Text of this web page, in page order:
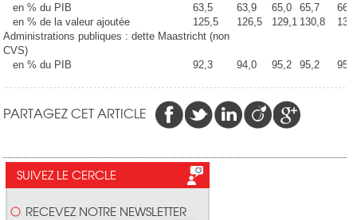
en % du PIB
63,5 63,9 65,0 65,7
66,5
en % de la valeur ajoutée
125,5 126,5 129,1 130,8
Administrations publiques : dette Maastricht (non
CVS)
en % du PIB
92,3 94,0 95,2 95,2 95,0
PARTAGEZ CET ARTICLE
SUIVEZ LE CERCLE
RECEVEZ NOTRE NEWSLETTER